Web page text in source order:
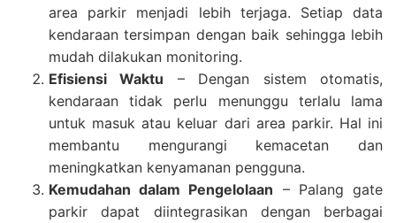
area parkir menjadi lebih terjaga. Setiap data
kendaraan tersimpan dengan baik sehingga lebih
mudah dilakukan monitoring.
Efisiensi Waktu – Dengan sistem otomatis,
kendaraan tidak perlu menunggu terlalu lama
untuk masuk atau keluar dari area parkir. Hal ini
membantu mengurangi kemacetan dan
meningkatkan kenyamanan pengguna.
Kemudahan dalam Pengelolaan – Palang gate
parkir dapat diintegrasikan dengan berbagai